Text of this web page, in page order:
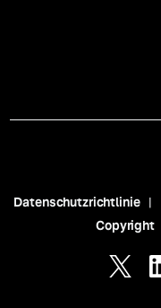
Datenschutzrichtlinie
Copyright